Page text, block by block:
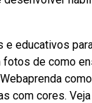
educativos
de como
com cores.